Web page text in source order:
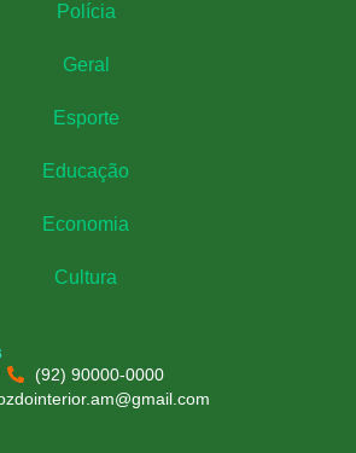
Polícia
Geral
Esporte
Educação
Economia
Cultura
(92) 90000-0000